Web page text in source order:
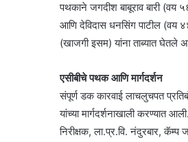
पथकाने जगदीश बाबूराव बारी (वय
आणि देविदास धनसिंग पाटील (वय
(खाजगी इसम) यांना ताब्यात घेतले
एसीबीचे पथक आणि मार्गदर्शन
संपूर्ण डक कारवाई लाचलुचपत
यांच्या मार्गदर्शनाखाली करण्यात
निरीक्षक, ला.प्र.वि. नंदुरबार,